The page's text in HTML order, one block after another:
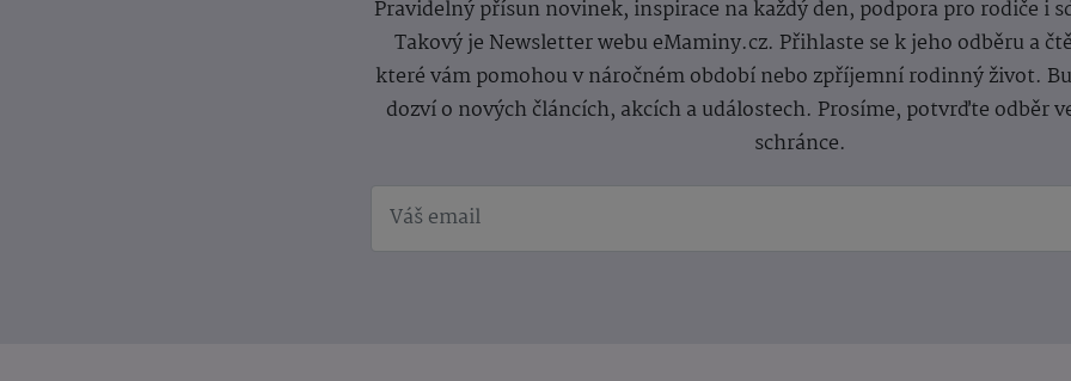
Pravidelný přísun novinek, inspirace na každý den, podpora pro rodiče i
Takový je Newsletter webu eMaminy.cz. Přihlaste se k jeho odběru a
které vám pomohou v náročném období nebo zpříjemní rodinný život.
dozví o nových článcích, akcích a událostech. Prosíme, potvrďte odběr
schránce.